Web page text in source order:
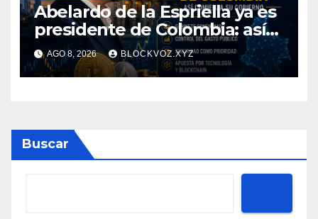
Abelardo de la Espriella ya es
presidente de Colombia: así
comienza su gobierno y qué
puede cambiar para la
economía y el sector cripto
AGO 8, 2026 BLOCKVOZ.XYZ
Buscar